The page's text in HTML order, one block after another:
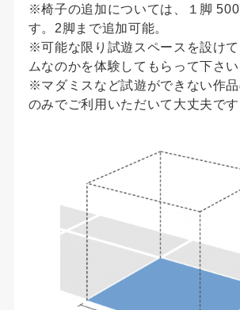
※椅子の追加については、１脚 500
す。2脚まで追加可能。
※可能な限り試遊スペースを設け
ムなのかを体験してもらって下さい
※マダミスなど試遊ができない作
のみでご利用いただいて大丈夫です